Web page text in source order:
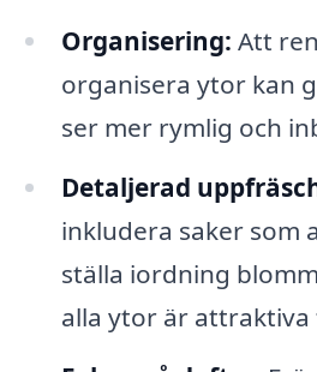
Organisering: Att
organisera ytor kan
ser mer rymlig och
Detaljerad
inkludera saker som
ställa iordning
alla ytor är attraktiva